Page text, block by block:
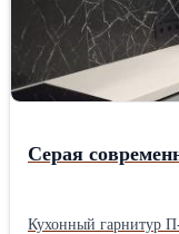
Серая
Кухонный гарнитур